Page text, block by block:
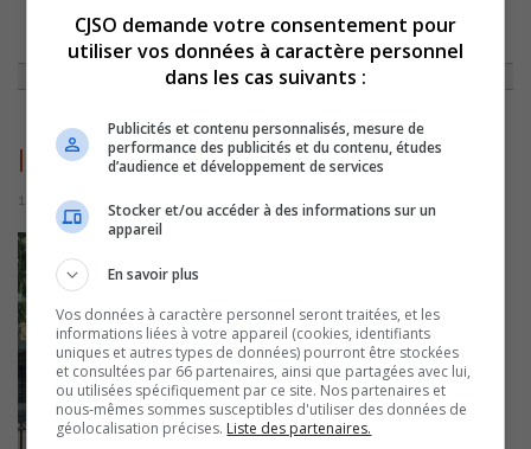
ACCUEIL »ACTUALITÉS»LE CHANTIER DU MARCHÉ RICHELIEU ET DE LA
SALLE GEORGES CODLING OFFICIELLEMENT OUVERT
IMG_1064
11 août 2016 | Par Journaliste CJSO
CJSO demande votre consentement pour
utiliser vos données à caractère personnel
dans les cas suivants :
Publicités et contenu personnalisés, mesure de
performance des publicités et du contenu, études
d’audience et développement de services
Stocker et/ou accéder à des informations sur un
appareil
En savoir plus
Vos données à caractère personnel seront traitées, et les
informations liées à votre appareil (cookies, identifiants
uniques et autres types de données) pourront être stockées
et consultées par 66 partenaires, ainsi que partagées avec lui,
ou utilisées spécifiquement par ce site. Nos partenaires et
nous-mêmes sommes susceptibles d'utiliser des données de
géolocalisation précises. Liste des partenaires.